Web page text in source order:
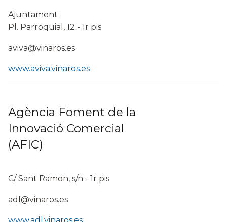
Ajuntament
Pl. Parroquial, 12 - 1r pis
aviva@vinaros.es
www.aviva.vinaros.es
Agència Foment de la
Innovació Comercial
(AFIC)
C/ Sant Ramon, s/n - 1r pis
adl@vinaros.es